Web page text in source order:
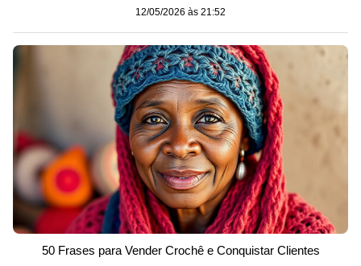
12/05/2026 às 21:52
50 Frases para Vender Crochê e Conquistar Clientes